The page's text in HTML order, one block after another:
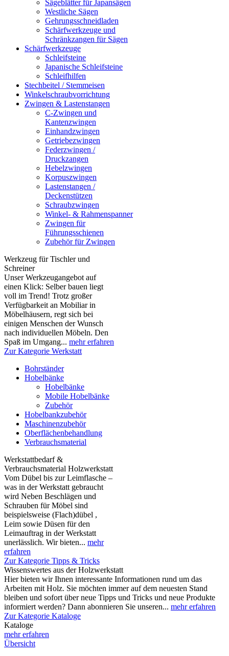
Sägeblätter für Japansägen
Westliche Sägen
Gehrungsschneidladen
Schärfwerkzeuge und
Schränkzangen für Sägen
Schärfwerkzeuge
Schleifsteine
Japanische Schleifsteine
Schleifhilfen
Stechbeitel / Stemmeisen
Winkelschraubvorrichtung
Zwingen & Lastenstangen
C-Zwingen und
Kantenzwingen
Einhandzwingen
Getriebezwingen
Federzwingen /
Druckzangen
Hebelzwingen
Korpuszwingen
Lastenstangen /
Deckenstützen
Schraubzwingen
Winkel- & Rahmenspanner
Zwingen für
Führungsschienen
Zubehör für Zwingen
Werkzeug für Tischler und
Schreiner
Unser Werkzeugangebot auf
einen Klick: Selber bauen liegt
voll im Trend! Trotz großer
Verfügbarkeit an Mobiliar in
Möbelhäusern, regt sich bei
einigen Menschen der Wunsch
nach individuellen Möbeln. Den
Spaß im Umgang... mehr erfahren
Zur Kategorie Werkstatt
Bohrständer
Hobelbänke
Hobelbänke
Mobile Hobelbänke
Zubehör
Hobelbankzubehör
Maschinenzubehör
Oberflächenbehandlung
Verbrauchsmaterial
Werkstattbedarf &
Verbrauchsmaterial Holzwerkstatt
Vom Dübel bis zur Leimflasche –
was in der Werkstatt gebraucht
wird Neben Beschlägen und
Schrauben für Möbel sind
beispielsweise (Flach)dübel ,
Leim sowie Düsen für den
Leimauftrag in der Werkstatt
unerlässlich. Wir bieten... mehr
erfahren
Zur Kategorie Tipps & Tricks
Wissenswertes aus der Holzwerkstatt
Hier bieten wir Ihnen interessante Informationen rund um das
Arbeiten mit Holz. Sie möchten immer auf dem neuesten Stand
bleiben und sofort über neue Tipps und Tricks und neue Produkte
informiert werden? Dann abonnieren Sie unseren... mehr erfahren
Zur Kategorie Kataloge
Kataloge
mehr erfahren
Übersicht